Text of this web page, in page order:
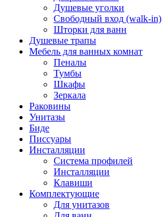
Душевые уголки
Свободный вход (walk-in)
Шторки для ванн
Душевые трапы
Мебель для ванных комнат
Пеналы
Тумбы
Шкафы
Зеркала
Раковины
Унитазы
Биде
Писсуары
Инсталляции
Система профилей
Инсталляции
Клавиши
Комплектующие
Для унитазов